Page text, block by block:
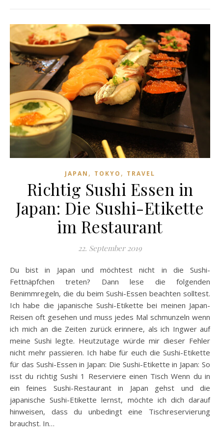
JAPAN , TOKYO , TRAVEL
Richtig Sushi Essen in
Japan: Die Sushi-Etikette
im Restaurant
22. September 2019
Du bist in Japan und möchtest nicht in die Sushi-
Fettnäpfchen treten? Dann lese die folgenden
Benimmregeln, die du beim Sushi-Essen beachten solltest.
Ich habe die japanische Sushi-Etikette bei meinen Japan-
Reisen oft gesehen und muss jedes Mal schmunzeln wenn
ich mich an die Zeiten zurück erinnere, als ich Ingwer auf
meine Sushi legte. Heutzutage würde mir dieser Fehler
nicht mehr passieren. Ich habe für euch die Sushi-Etikette
für das Sushi-Essen in Japan: Die Sushi-Etikette in Japan: So
isst du richtig Sushi 1 Reserviere einen Tisch Wenn du in
ein feines Sushi-Restaurant in Japan gehst und die
japanische Sushi-Etikette lernst, möchte ich dich darauf
hinweisen, dass du unbedingt eine Tischreservierung
brauchst. In…